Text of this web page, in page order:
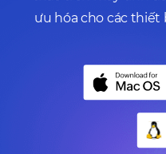
ưu hóa cho các thiết